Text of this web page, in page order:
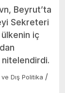
Beyrut’ta
Sekreteri
iç
Dış Politika /